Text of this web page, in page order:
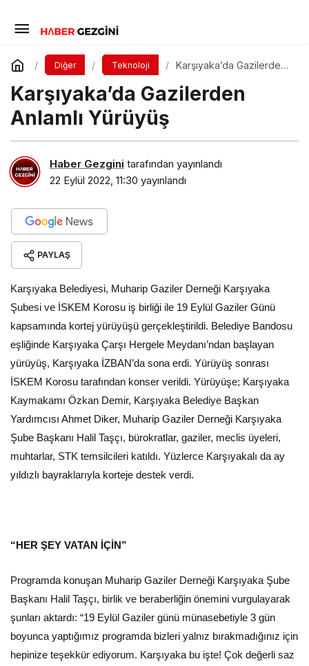
Diğer Teknoloji
Karşıyaka’da Gazilerden
Karşıyaka’da Gazilerden
Anlamlı Yürüyüş
Haber Gezgini tarafından yayınlandı
22 Eylül 2022, 11:30 yayınlandı
PAYLAŞ
Karşıyaka Belediyesi, Muharip Gaziler Derneği Karşıyaka
Şubesi ve İSKEM Korosu iş birliği ile 19 Eylül Gaziler Günü
kapsamında kortej yürüyüşü gerçekleştirildi. Belediye Bandosu
eşliğinde Karşıyaka Çarşı Hergele Meydanı’ndan başlayan
yürüyüş, Karşıyaka İZBAN’da sona erdi. Yürüyüş sonrası
İSKEM Korosu tarafından konser verildi. Yürüyüşe; Karşıyaka
Kaymakamı Özkan Demir, Karşıyaka Belediye Başkan
Yardımcısı Ahmet Diker, Muharip Gaziler Derneği Karşıyaka
Şube Başkanı Halil Taşçı, bürokratlar, gaziler, meclis üyeleri,
muhtarlar, STK temsilcileri katıldı. Yüzlerce Karşıyakalı da ay
yıldızlı bayraklarıyla korteje destek verdi.
“HER ŞEY VATAN İÇİN”
Programda konuşan Muharip Gaziler Derneği Karşıyaka Şube
Başkanı Halil Taşçı, birlik ve beraberliğin önemini vurgulayarak
şunları aktardı: “19 Eylül Gaziler günü münasebetiyle 3 gün
boyunca yaptığımız programda bizleri yalnız bırakmadığınız için
hepinize teşekkür ediyorum. Karşıyaka bu işte! Çok değerli saz